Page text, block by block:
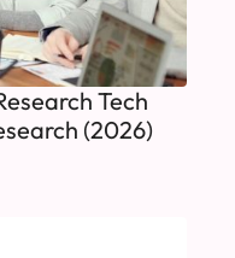
Tech
(2026)